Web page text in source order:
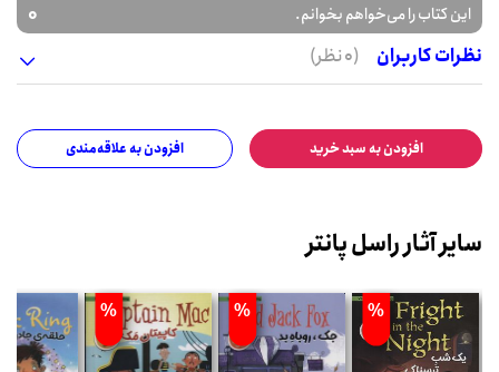
این کتاب را می‌خواهم بخوانم.
0
نظرات کاربران
(0 نظر)
افزودن به سبد خرید افزودن به علاقه‌مندی
سایر آثار راسل پانتر
%
%
%